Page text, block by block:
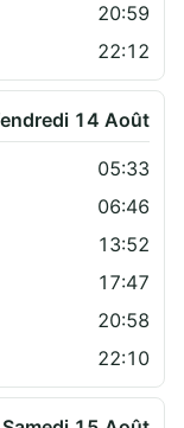
20:59
22:12
14 Août
05:33
06:46
13:52
17:47
20:58
22:10